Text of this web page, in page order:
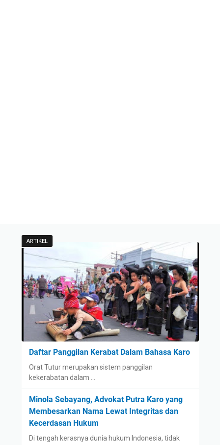
ARTIKEL
Daftar Panggilan Kerabat Dalam Bahasa Karo
Orat Tutur merupakan sistem panggilan
kekerabatan dalam …
Minola Sebayang, Advokat Putra Karo yang
Membesarkan Nama Lewat Integritas dan
Kecerdasan Hukum
Di tengah kerasnya dunia hukum Indonesia, tidak